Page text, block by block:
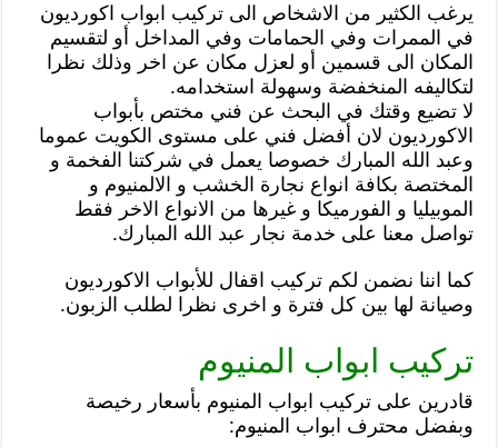
يرغب الكثير من الاشخاص الى تركيب ابواب اكورديون
في الممرات وفي الحمامات وفي المداخل أو لتقسيم
المكان الى قسمين أو لعزل مكان عن اخر وذلك نظرا
لتكاليفه المنخفضة وسهولة استخدامه.
لا تضيع وقتك في البحث عن فني مختص بأبواب
الاكورديون لان أفضل فني على مستوى الكويت عموما
وعبد الله المبارك خصوصا يعمل في شركتنا الفخمة و
المختصة بكافة انواع نجارة الخشب و الالمنيوم و
الموبيليا و الفورميكا و غيرها من الانواع الاخر فقط
تواصل معنا على خدمة نجار عبد الله المبارك.
كما اننا نضمن لكم تركيب اقفال للأبواب الاكورديون
وصيانة لها بين كل فترة و اخرى نظرا لطلب الزبون.
تركيب ابواب المنيوم
قادرين على تركيب ابواب المنيوم بأسعار رخيصة
وبفضل محترف ابواب المنيوم: